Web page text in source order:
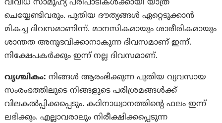
വിവിധ സാമൂഹ്യ പരിപാടികള്‍ക്കായി യാത്ര
ചെയ്യേണ്ടിവരും. പുതിയ ദൗത്യങ്ങള്‍ ഏറ്റെടുക്കാന്‍
മികച്ച ദിവസമാണിന്ന്. മാനസികമായും ശാരീരികമായും
ശാന്തത അനുഭവിക്കാനാകുന്ന ദിവസമാണ് ഇന്ന്.
നിക്ഷേപകര്‍ക്കും ഇന്ന് നല്ല ദിവസമാണ്.
വൃശ്ചികം: നിങ്ങൾ ആരംഭിക്കുന്ന പുതിയ വ്യവസായ
സംരംഭത്തിലൂടെ നിങ്ങളുടെ പരിശ്രമങ്ങൾക്ക്
വിലകൽപ്പിക്കപ്പെടും. കഠിനാധ്വാനത്തിൻ്റെ ഫലം ഇന്ന്
ലഭിക്കും. എല്ലാവരാലും നിരീക്ഷിക്കപ്പെടുന്ന